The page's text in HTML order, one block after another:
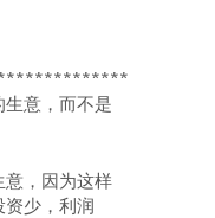
意，而不是
意，因为这样
少，利润